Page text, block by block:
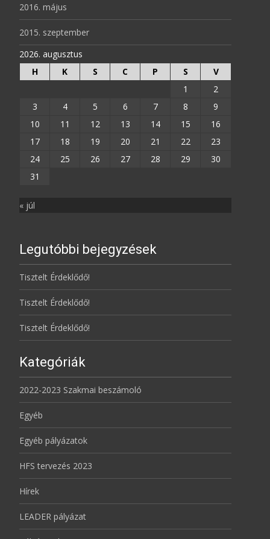
2016. május
2015. szeptember
2026. augusztus
H
K S C P S
V
1
2
3
4 5 6 7 8
9
10
11 12 13 14 15
16
17
18 19 20 21 22
23
24
25 26 27 28 29
30
31
« júl
Legutóbbi bejegyzések
Tisztelt Érdeklődő!
Tisztelt Érdeklődő!
Tisztelt Érdeklődő!
Kategóriák
2022-2023 Szakmai beszámoló
Egyéb
Egyéb pályázatok
HFS tervezés 2023
Hírek
LEADER pályázat